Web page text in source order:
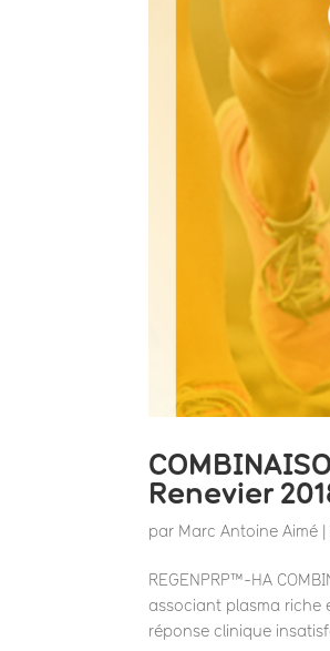
Renevier
par Marc Antoine Aimé
REGENPRP™-HA
associant plasma riche
réponse clinique